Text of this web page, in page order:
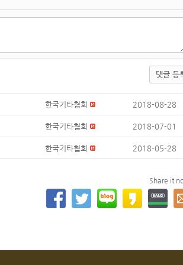
댓글 등
한국기타협회 2018-08-28
한국기타협회 2018-07-01
한국기타협회 2018-05-28
Share it